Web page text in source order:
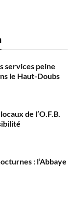
services peine
le Haut-Doubs
de l’O.F.B.
: l’Abbaye